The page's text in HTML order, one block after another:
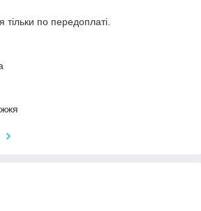
тільки по передоплаті.